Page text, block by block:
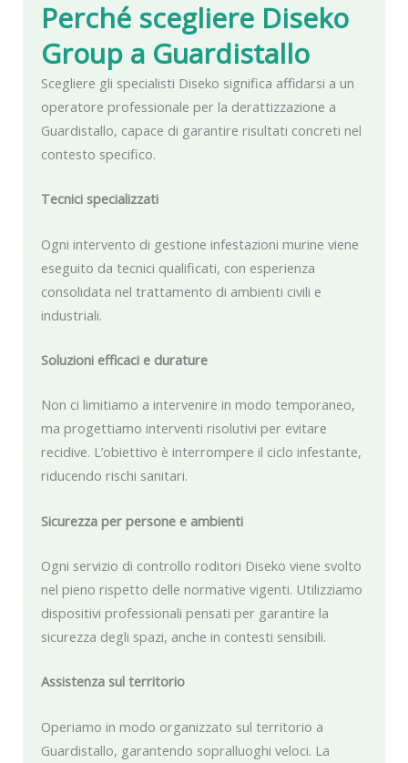
Perché scegliere Diseko
Group a Guardistallo
Scegliere gli specialisti Diseko significa affidarsi a un
operatore professionale per la derattizzazione a
Guardistallo, capace di garantire risultati concreti nel
contesto specifico.
Tecnici specializzati
Ogni intervento di gestione infestazioni murine viene
eseguito da tecnici qualificati, con esperienza
consolidata nel trattamento di ambienti civili e
industriali.
Soluzioni efficaci e durature
Non ci limitiamo a intervenire in modo temporaneo,
ma progettiamo interventi risolutivi per evitare
recidive. L’obiettivo è interrompere il ciclo infestante,
riducendo rischi sanitari.
Sicurezza per persone e ambienti
Ogni servizio di controllo roditori Diseko viene svolto
nel pieno rispetto delle normative vigenti. Utilizziamo
dispositivi professionali pensati per garantire la
sicurezza degli spazi, anche in contesti sensibili.
Assistenza sul territorio
Operiamo in modo organizzato sul territorio a
Guardistallo, garantendo sopralluoghi veloci. La